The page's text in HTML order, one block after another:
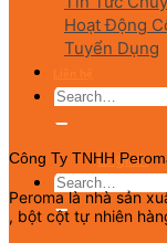
Hoạt Động
Tuyển Dụng
English
Công Ty TNHH
Peroma là nhà sản
, bột cột tự nhiên